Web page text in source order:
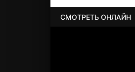
СМОТРЕТЬ ОНЛАЙН